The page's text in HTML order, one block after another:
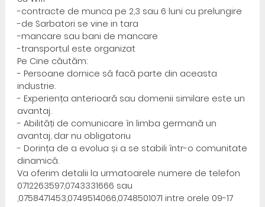
-contracte de munca pe 2,3 sau 6 luni cu prelungire
-de Sarbatori se vine in tara
-mancare sau bani de mancare
-transportul este organizat
Pe Cine căutăm:
- Persoane dornice să facă parte din aceasta
industrie.
- Experiența anterioară sau domenii similare este un
avantaj.
- Abilități de comunicare în limba germană un
avantaj, dar nu obligatoriu
- Dorința de a evolua și a se stabili într-o comunitate
dinamică.
Va oferim detalii la urmatoarele numere de telefon
0712263597,0743331666 sau
,0758471453,0749514066,0748501071 intre orele 09-17